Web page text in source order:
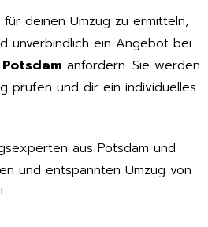
deinen Umzug zu ermitteln,
unverbindlich ein Angebot bei
anfordern. Sie werden
prüfen und dir ein individuelles
aus Potsdam und
und entspannten Umzug von